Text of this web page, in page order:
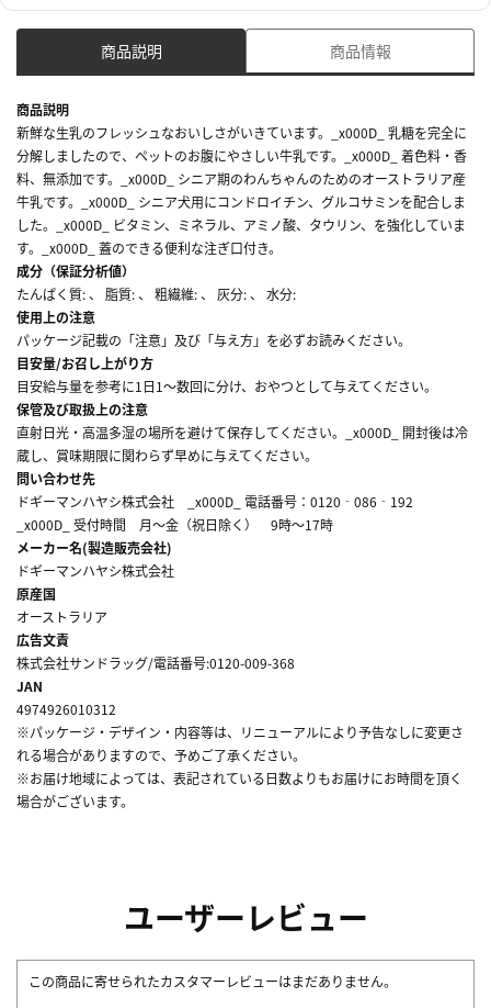
商品説明 商品情報
商品説明
新鮮な生乳のフレッシュなおいしさがいきています。_x000D_ 乳糖を完全に
分解しましたので、ペットのお腹にやさしい牛乳です。_x000D_ 着色料・香
料、無添加です。_x000D_ シニア期のわんちゃんのためのオーストラリア産
牛乳です。_x000D_ シニア犬用にコンドロイチン、グルコサミンを配合しま
した。_x000D_ ビタミン、ミネラル、アミノ酸、タウリン、を強化していま
す。_x000D_ 蓋のできる便利な注ぎ口付き。
成分（保証分析値）
たんぱく質: 、 脂質: 、 粗繊維: 、 灰分: 、 水分:
使用上の注意
パッケージ記載の「注意」及び「与え方」を必ずお読みください。
目安量/お召し上がり方
目安給与量を参考に1日1～数回に分け、おやつとして与えてください。
保管及び取扱上の注意
直射日光・高温多湿の場所を避けて保存してください。_x000D_ 開封後は冷
蔵し、賞味期限に関わらず早めに与えてください。
問い合わせ先
ドギーマンハヤシ株式会社 _x000D_ 電話番号：0120‐086‐192
_x000D_ 受付時間 月～金（祝日除く） 9時～17時
メーカー名(製造販売会社)
ドギーマンハヤシ株式会社
原産国
オーストラリア
広告文責
株式会社サンドラッグ/電話番号:0120-009-368
JAN
4974926010312
※パッケージ・デザイン・内容等は、リニューアルにより予告なしに変更さ
れる場合がありますので、予めご了承ください。
※お届け地域によっては、表記されている日数よりもお届けにお時間を頂く
場合がございます。
ユーザーレビュー
この商品に寄せられたカスタマーレビューはまだありません。